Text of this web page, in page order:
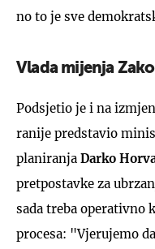
no to je sve
Vlada mijenja
Podsjetio je i na
ranije predstavio
planiranja Darko
pretpostavke za
sada treba operativno
procesa: "Vjerujemo